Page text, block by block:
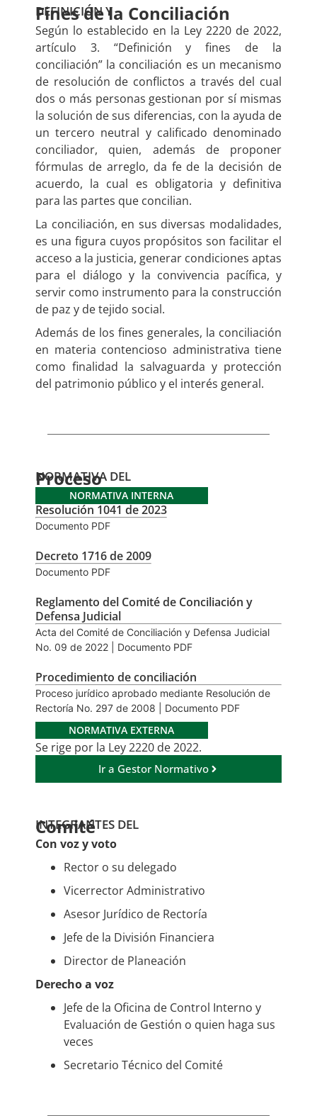
DEFINICIÓN Y
Fines de la Conciliación
Según lo establecido en la Ley 2220 de 2022,
artículo 3. “Definición y fines de la
conciliación” la conciliación es un mecanismo
de resolución de conflictos a través del cual
dos o más personas gestionan por sí mismas
la solución de sus diferencias, con la ayuda de
un tercero neutral y calificado denominado
conciliador, quien, además de proponer
fórmulas de arreglo, da fe de la decisión de
acuerdo, la cual es obligatoria y definitiva
para las partes que concilian.
La conciliación, en sus diversas modalidades,
es una figura cuyos propósitos son facilitar el
acceso a la justicia, generar condiciones aptas
para el diálogo y la convivencia pacífica, y
servir como instrumento para la construcción
de paz y de tejido social.
Además de los fines generales, la conciliación
en materia contencioso administrativa tiene
como finalidad la salvaguarda y protección
del patrimonio público y el interés general.
NORMATIVA DEL
Proceso
NORMATIVA INTERNA
Resolución 1041 de 2023
Documento PDF
Decreto 1716 de 2009
Documento PDF
Reglamento del Comité de Conciliación y
Defensa Judicial
Acta del Comité de Conciliación y Defensa Judicial
No. 09 de 2022 | Documento PDF
Procedimiento de conciliación
Proceso jurídico aprobado mediante Resolución de
Rectoría No. 297 de 2008 | Documento PDF
NORMATIVA EXTERNA
Se rige por la Ley 2220 de 2022.
Ir a Gestor Normativo
INTEGRANTES DEL
Comité
Con voz y voto
Rector o su delegado
Vicerrector Administrativo
Asesor Jurídico de Rectoría
Jefe de la División Financiera
Director de Planeación
Derecho a voz
Jefe de la Oficina de Control Interno y
Evaluación de Gestión o quien haga sus
veces
Secretario Técnico del Comité